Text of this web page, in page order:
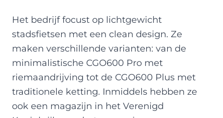
Het bedrijf focust op lichtgewicht
stadsfietsen met een clean design. Ze
maken verschillende varianten: van de
minimalistische CGO600 Pro met
riemaandrijving tot de CGO600 Plus met
traditionele ketting. Inmiddels hebben ze
ook een magazijn in het Verenigd